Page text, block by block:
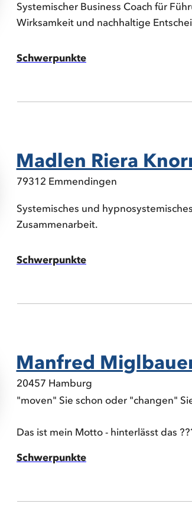
Systemischer Business Coach für
Wirksamkeit und nachhaltige
Schwerpunkte
Madlen Riera
79312 Emmendingen
Systemisches und
Zusammenarbeit.
Schwerpunkte
Manfred
20457 Hamburg
"moven" Sie schon oder "changen"
Das ist mein Motto - hinterlässt das
Schwerpunkte